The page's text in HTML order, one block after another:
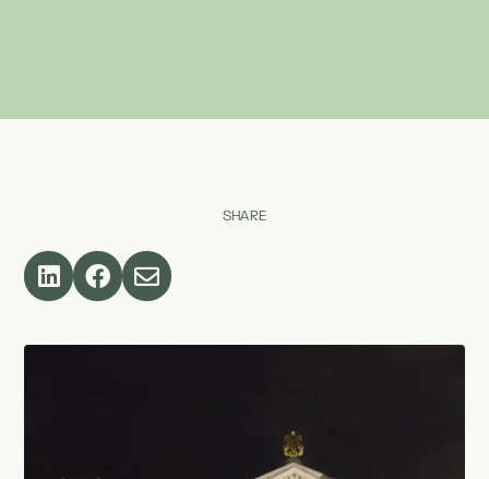
SHARE
  